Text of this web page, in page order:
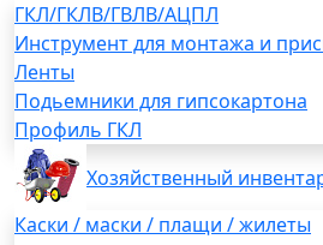
ГКЛ/ГКЛВ/ГВЛВ/АЦПЛ
Инструмент для монтажа и
Ленты
Подьемники для гипсокартона
Профиль ГКЛ
Хозяйственный
Каски / маски / плащи / жилеты